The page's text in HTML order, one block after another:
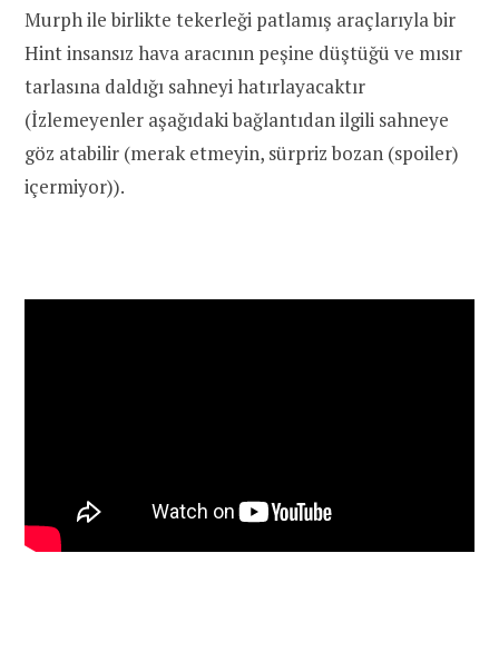
Murph ile birlikte tekerleği patlamış araçlarıyla bir
Hint insansız hava aracının peşine düştüğü ve mısır
tarlasına daldığı sahneyi hatırlayacaktır
(İzlemeyenler aşağıdaki bağlantıdan ilgili sahneye
göz atabilir (merak etmeyin, sürpriz bozan (spoiler)
içermiyor)).